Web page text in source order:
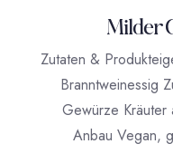
Milder
Zutaten &
Branntweinessig
Gewürze Kräuter
Anbau Vegan,